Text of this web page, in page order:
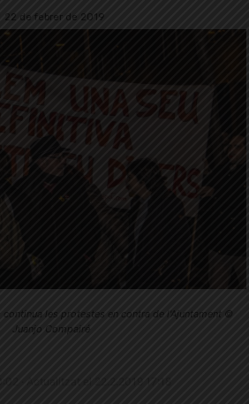
22 de febrer de 2019
continua les protestes en contra de l'Ajuntament ©
Juanjo Compairé